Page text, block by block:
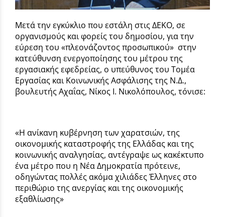
Μετά την εγκύκλιο που εστάλη στις ΔΕΚΟ, σε
οργανισμούς και φορείς του δημοσίου, για την
εύρεση του «πλεονάζοντος προσωπικού» στην
κατεύθυνση ενεργοποίησης του μέτρου της
εργασιακής εφεδρείας, ο υπεύθυνος του Τομέα
Εργασίας και Κοινωνικής Ασφάλισης της Ν.Δ.,
βουλευτής Αχαΐας, Νίκος Ι. Νικολόπουλος, τόνισε:
«Η ανίκανη κυβέρνηση των χαρατσιών, της
οικονομικής καταστροφής της Ελλάδας και της
κοινωνικής αναλγησίας, αντέγραψε ως κακέκτυπο
ένα μέτρο που η Νέα Δημοκρατία πρότεινε,
οδηγώντας πολλές ακόμα χιλιάδες Έλληνες στο
περιθώριο της ανεργίας και της οικονομικής
εξαθλίωσης»